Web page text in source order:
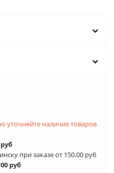
уточняйте наличие товаров
при заказе от 150.00 руб
руб